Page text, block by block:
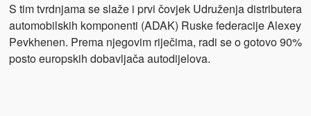
S tim tvrdnjama se slaže i prvi čovjek Udruženja distributera
automobilskih komponenti (ADAK) Ruske federacije Alexey
Pevkhenen. Prema njegovim riječima, radi se o gotovo 90%
posto europskih dobavljača autodijelova.